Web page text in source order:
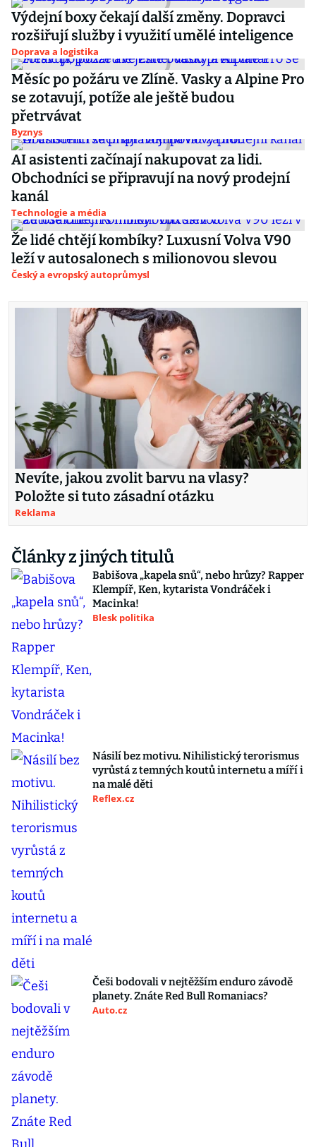
Výdejní boxy čekají další změny. Dopravci
rozšiřují služby i využití umělé inteligence
Doprava a logistika
Měsíc po požáru ve Zlíně. Vasky a Alpine Pro
se zotavují, potíže ale ještě budou
přetrvávat
Byznys
AI asistenti začínají nakupovat za lidi.
Obchodníci se připravují na nový prodejní
kanál
Technologie a média
Že lidé chtějí kombíky? Luxusní Volva V90
leží v autosalonech s milionovou slevou
Český a evropský autoprůmysl
Nevíte, jakou zvolit barvu na vlasy?
Položte si tuto zásadní otázku
Reklama
Články z jiných titulů
Babišova „kapela snů“, nebo hrůzy? Rapper
Klempíř, Ken, kytarista Vondráček i
Macinka!
Blesk politika
Násilí bez motivu. Nihilistický terorismus
vyrůstá z temných koutů internetu a míří i
na malé děti
Reflex.cz
Češi bodovali v nejtěžším enduro závodě
planety. Znáte Red Bull Romaniacs?
Auto.cz